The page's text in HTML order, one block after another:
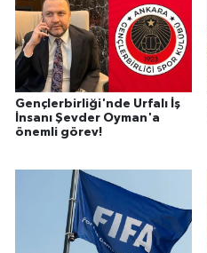
Gençlerbirliği'nde Urfalı İş
İnsanı Şevder Oyman'a
önemli görev!